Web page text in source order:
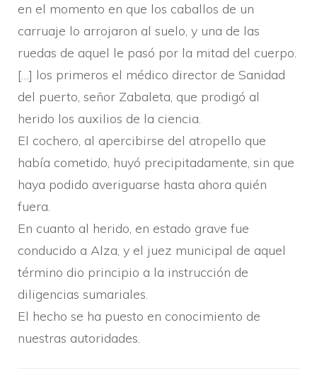
en el momento en que los caballos de un
carruaje lo arrojaron al suelo, y una de las
ruedas de aquel le pasó por la mitad del cuerpo.
[…] los primeros el médico director de Sanidad
del puerto, señor Zabaleta, que prodigó al
herido los auxilios de la ciencia.
El cochero, al apercibirse del atropello que
habí­a cometido, huyó precipitadamente, sin que
haya podido averiguarse hasta ahora quién
fuera.
En cuanto al herido, en estado grave fue
conducido a Alza, y el juez municipal de aquel
término dio principio a la instrucción de
diligencias sumariales.
El hecho se ha puesto en conocimiento de
nuestras autoridades.